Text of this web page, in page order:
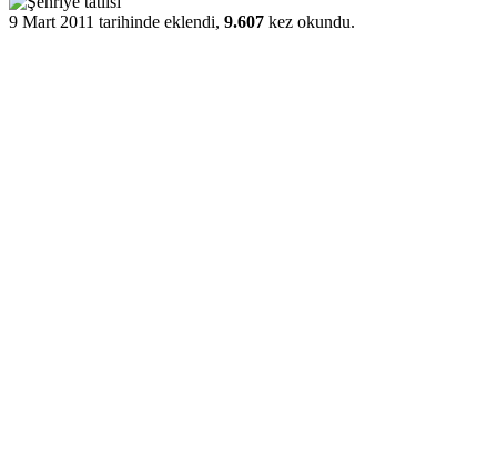
9 Mart 2011 tarihinde eklendi, 9.607 kez okundu.